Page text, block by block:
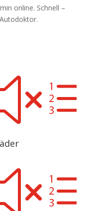
online. Schnell –